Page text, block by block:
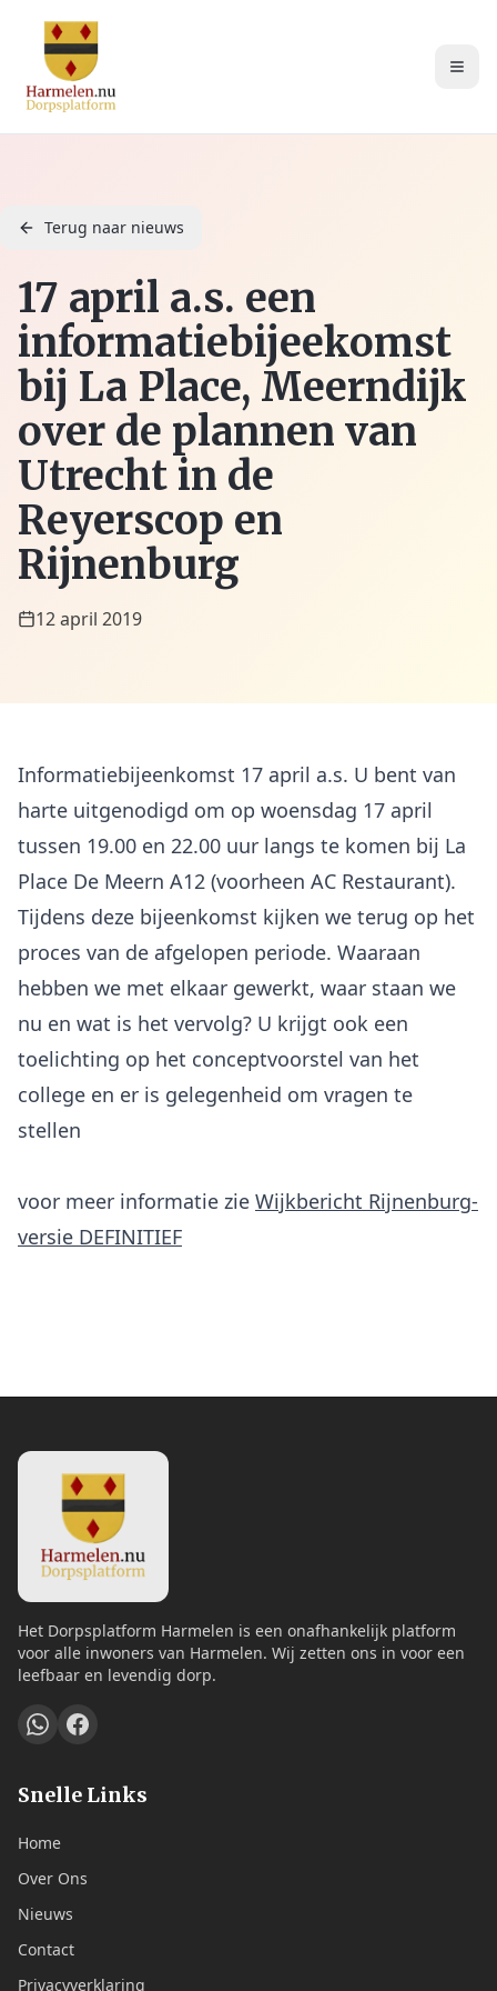
Terug naar nieuws
17 april a.s. een
informatiebijeekomst
bij La Place, Meerndijk
over de plannen van
Utrecht in de
Reyerscop en
Rijnenburg
12 april 2019
Informatiebijeenkomst 17 april a.s. U bent van
harte uitgenodigd om op woensdag 17 april
tussen 19.00 en 22.00 uur langs te komen bij La
Place De Meern A12 (voorheen AC Restaurant).
Tijdens deze bijeenkomst kijken we terug op het
proces van de afgelopen periode. Waaraan
hebben we met elkaar gewerkt, waar staan we
nu en wat is het vervolg? U krijgt ook een
toelichting op het conceptvoorstel van het
college en er is gelegenheid om vragen te
stellen
voor meer informatie zie Wijkbericht Rijnenburg-
versie DEFINITIEF
Het Dorpsplatform Harmelen is een onafhankelijk platform
voor alle inwoners van Harmelen. Wij zetten ons in voor een
leefbaar en levendig dorp.
Snelle Links
Home
Over Ons
Nieuws
Contact
Privacyverklaring